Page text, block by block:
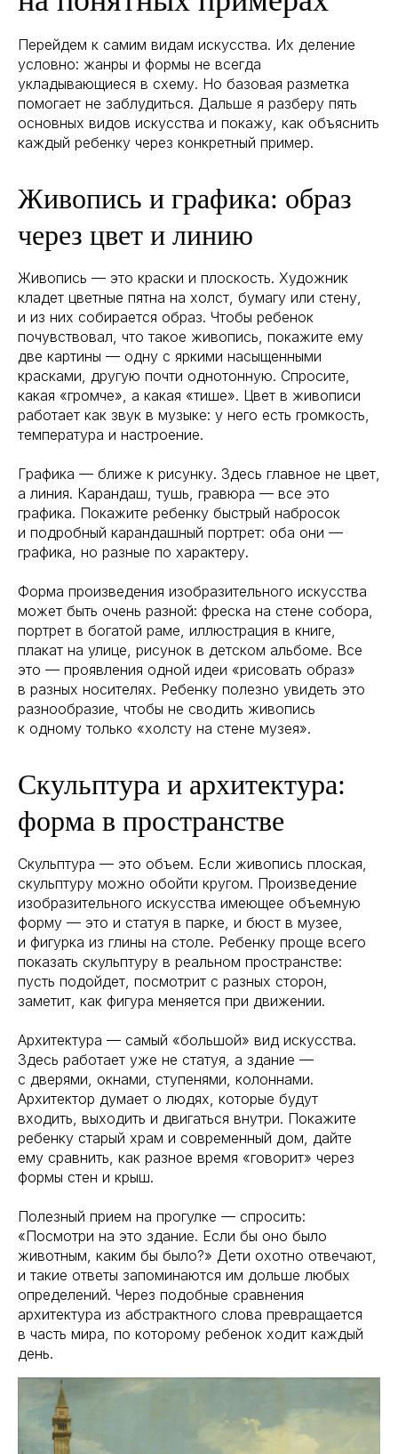
Перейдем к самим видам искусства. Их деление
условно: жанры и формы не всегда
укладывающиеся в схему. Но базовая разметка
помогает не заблудиться. Дальше я разберу пять
основных видов искусства и покажу, как объяснить
каждый ребенку через конкретный пример.
Живопись и графика: образ
через цвет и линию
Живопись — это краски и плоскость. Художник
кладет цветные пятна на холст, бумагу или стену,
и из них собирается образ. Чтобы ребенок
почувствовал, что такое живопись, покажите ему
две картины — одну с яркими насыщенными
красками, другую почти однотонную. Спросите,
какая «громче», а какая «тише». Цвет в живописи
работает как звук в музыке: у него есть громкость,
температура и настроение.
Графика — ближе к рисунку. Здесь главное не цвет,
а линия. Карандаш, тушь, гравюра — все это
графика. Покажите ребенку быстрый набросок
и подробный карандашный портрет: оба они —
графика, но разные по характеру.
Форма произведения изобразительного искусства
может быть очень разной: фреска на стене собора,
портрет в богатой раме, иллюстрация в книге,
плакат на улице, рисунок в детском альбоме. Все
это — проявления одной идеи «рисовать образ»
в разных носителях. Ребенку полезно увидеть это
разнообразие, чтобы не сводить живопись
к одному только «холсту на стене музея».
Скульптура и архитектура:
форма в пространстве
Скульптура — это объем. Если живопись плоская,
скульптуру можно обойти кругом. Произведение
изобразительного искусства имеющее объемную
форму — это и статуя в парке, и бюст в музее,
и фигурка из глины на столе. Ребенку проще всего
показать скульптуру в реальном пространстве:
пусть подойдет, посмотрит с разных сторон,
заметит, как фигура меняется при движении.
Архитектура — самый «большой» вид искусства.
Здесь работает уже не статуя, а здание —
с дверями, окнами, ступенями, колоннами.
Архитектор думает о людях, которые будут
входить, выходить и двигаться внутри. Покажите
ребенку старый храм и современный дом, дайте
ему сравнить, как разное время «говорит» через
формы стен и крыш.
Полезный прием на прогулке — спросить:
«Посмотри на это здание. Если бы оно было
животным, каким бы было?» Дети охотно отвечают,
и такие ответы запоминаются им дольше любых
определений. Через подобные сравнения
архитектура из абстрактного слова превращается
в часть мира, по которому ребенок ходит каждый
день.